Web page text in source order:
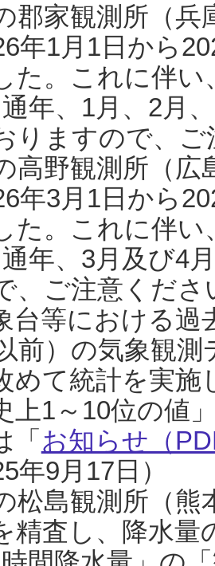
郡家観測所（
年1月1日から
た。これに伴い
年、1月、2月
りますので、
高野観測所（
年3月1日から
た。これに伴い
年、3月及び4
、ご注意くだ
台等における過
前）の気象観
めて統計を実
上1～10位の値
「 お知らせ（
年9月17日）
松島観測所（熊
精査し、降水